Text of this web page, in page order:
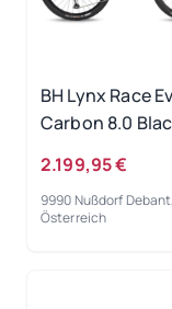
BH Lynx Race
Carbon 8.0
2.199,95 €
9990 Nußdorf Debant,
Österreich